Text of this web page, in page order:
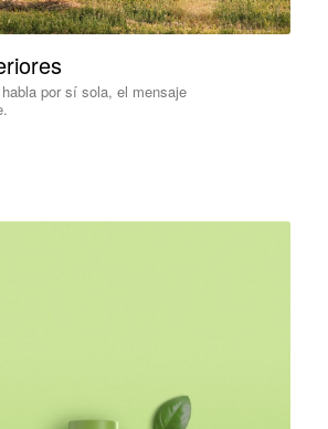
por sí sola, el mensaje